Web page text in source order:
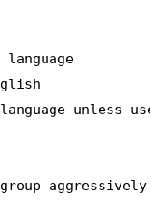
unless
aggressively